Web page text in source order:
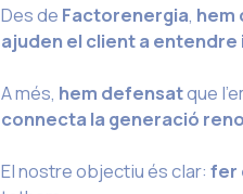
Des de Factorenergia, hem
ajuden el client a
A més, hem defensatque
connecta la generació
El nostre objectiu és clar: fer